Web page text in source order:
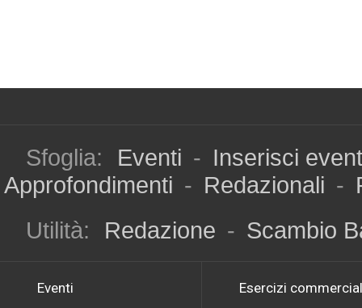
Sfoglia: Eventi - Inserisci
Approfondimenti - Redazionali -
Utilità:
Redazione - Scambio
Eventi Esercizi